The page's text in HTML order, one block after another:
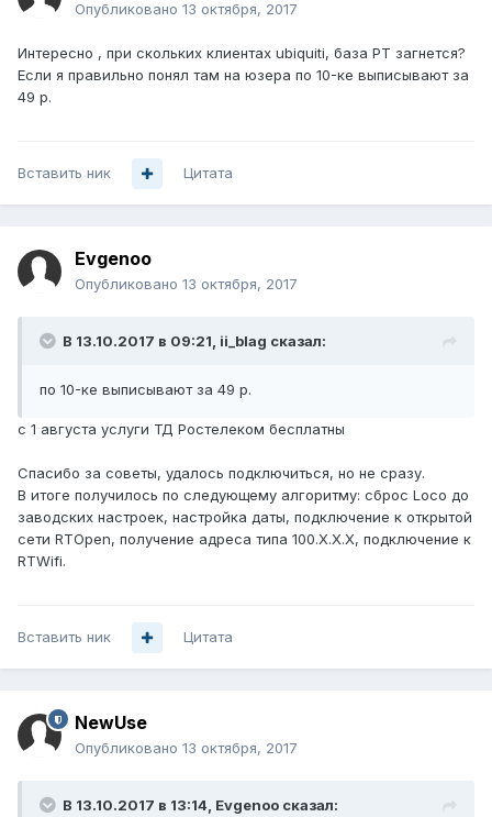
Опубликовано 13 октября, 2017
Интересно , при скольких клиентах ubiquiti, база РТ загнется?
Если я правильно понял там на юзера по 10-ке выписывают за
49 р.
Вставить ник Цитата
Evgenoo
Опубликовано 13 октября, 2017
В 13.10.2017 в 09:21, ii_blag сказал:
по 10-ке выписывают за 49 р.
c 1 августа услуги ТД Ростелеком бесплатны
Спасибо за советы, удалось подключиться, но не сразу.
В итоге получилось по следующему алгоритму: сброс Loco до
заводских настроек, настройка даты, подключение к открытой
сети RTOpen, получение адреса типа 100.X.X.X, подключение к
RTWifi.
Вставить ник Цитата
NewUse
Опубликовано 13 октября, 2017
В 13.10.2017 в 13:14, Evgenoo сказал: